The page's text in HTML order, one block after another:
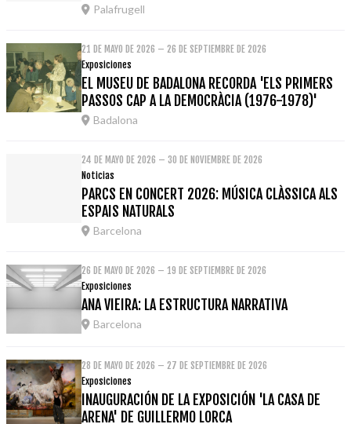
Palafrugell
21 DE MAYO DE 2026 – 26 DE SEPTIEMBRE DE 2026
Exposiciones
EL MUSEU DE BADALONA RECORDA 'ELS PRIMERS
PASSOS CAP A LA DEMOCRÀCIA (1976-1978)'
Badalona
24 DE MAYO DE 2026 – 30 DE NOVIEMBRE DE 2026
Noticias
PARCS EN CONCERT 2026: MÚSICA CLÀSSICA ALS
ESPAIS NATURALS
Barcelona
26 DE MAYO DE 2026 – 19 DE SEPTIEMBRE DE 2026
Exposiciones
ANA VIEIRA: LA ESTRUCTURA NARRATIVA
Barcelona
28 DE MAYO DE 2026 – 27 DE SEPTIEMBRE DE 2026
Exposiciones
INAUGURACIÓN DE LA EXPOSICIÓN 'LA CASA DE
ARENA' DE GUILLERMO LORCA